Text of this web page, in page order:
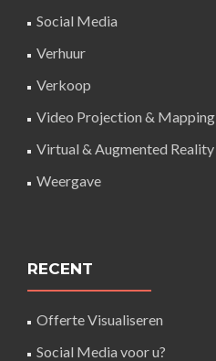
Social Media
Verhuur
Verkoop
Video Projection & Mapping
Virtual & Augmented Reality
Weergave
RECENT
Offerte Visualiseren
Social Media voor u?